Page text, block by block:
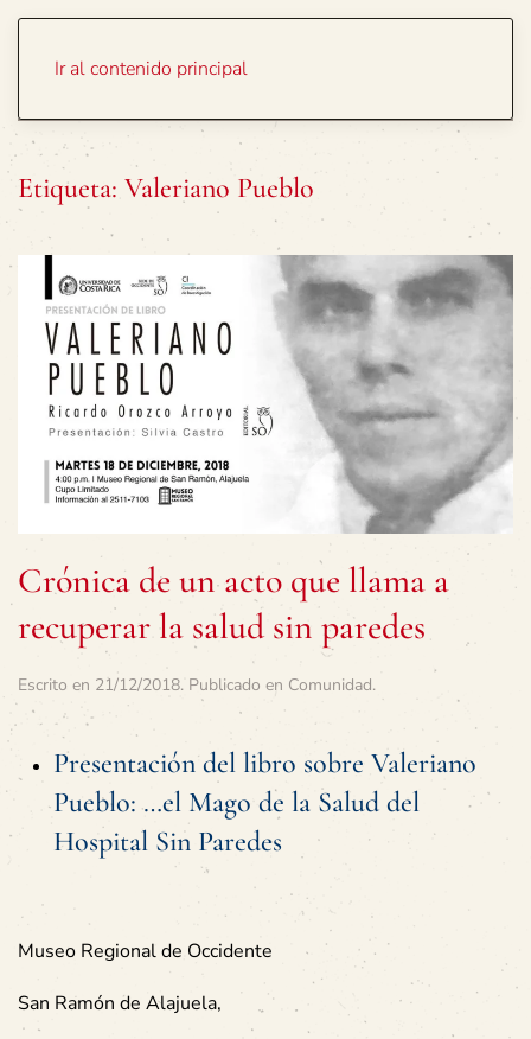
Ir al contenido principal
Etiqueta: Valeriano Pueblo
Crónica de un acto que llama a
recuperar la salud sin paredes
Escrito en 21/12/2018. Publicado en Comunidad.
Presentación del libro sobre Valeriano
Pueblo: …el Mago de la Salud del
Hospital Sin Paredes
Museo Regional de Occidente
San Ramón de Alajuela,